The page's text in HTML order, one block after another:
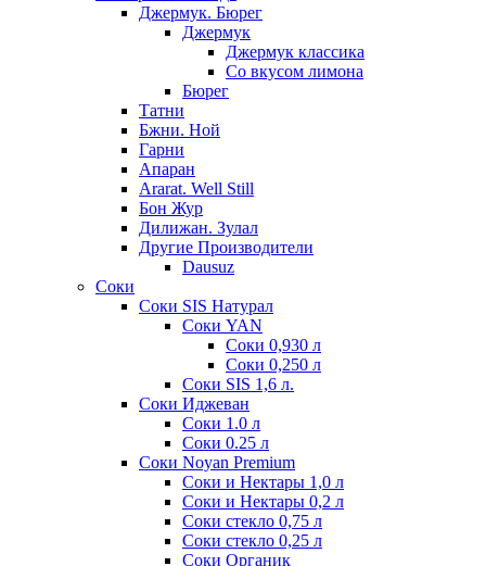
Джермук. Бюрег
Джермук
Джермук классика
Со вкусом лимона
Бюрег
Татни
Бжни. Ной
Гарни
Апаран
Ararat. Well Still
Бон Жур
Дилижан. Зулал
Другие Производители
Dausuz
Соки
Соки SIS Натурал
Соки YAN
Соки 0,930 л
Соки 0,250 л
Соки SIS 1,6 л.
Соки Иджеван
Соки 1.0 л
Соки 0.25 л
Соки Noyan Premium
Соки и Нектары 1,0 л
Соки и Нектары 0,2 л
Соки стекло 0,75 л
Соки стекло 0,25 л
Соки Органик